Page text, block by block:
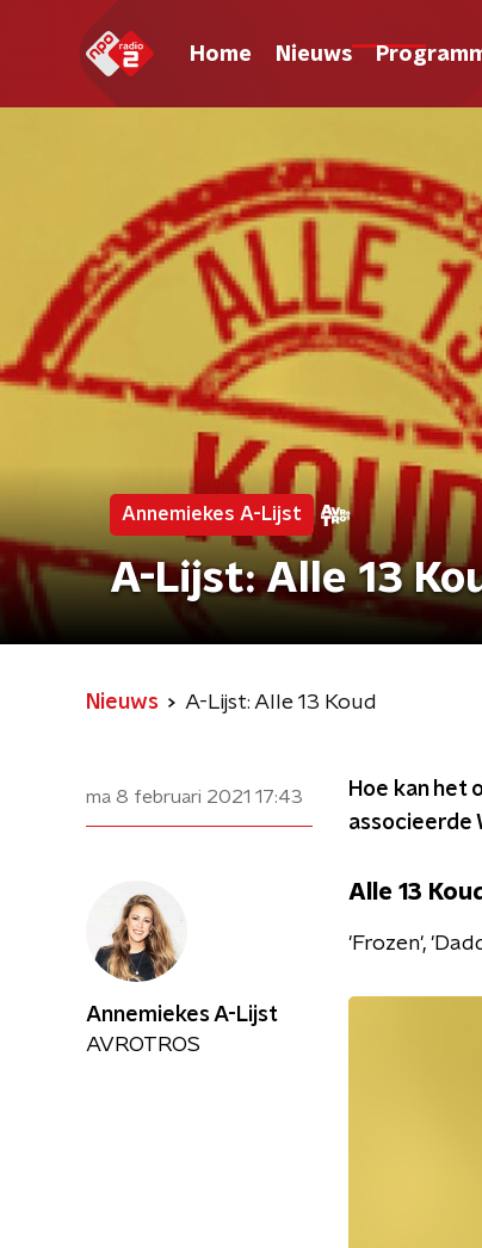
Home Nieuws
Annemiekes A-Lijst
A-Lijst: Alle 13
Nieuws A-Lijst: Alle 13 Koud
ma 8 februari 2021 17:43
Hoe kan het
associeerde
Alle 13
'Frozen',
Annemiekes A-Lijst
AVROTROS